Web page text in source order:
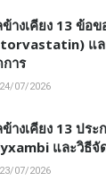
ข้างเคียง 13 ข้อ
แล
าร
24/07/2026
างเคียง 13 ประ
และวิธีจั
23/07/2026